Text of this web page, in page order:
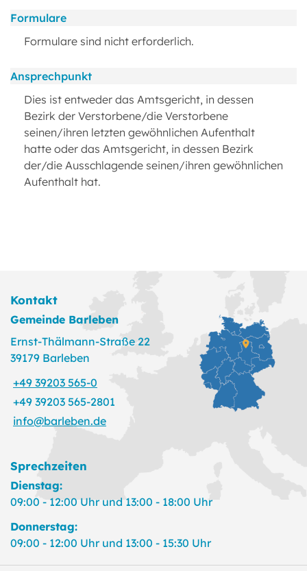
Formulare
Formulare sind nicht erforderlich.
Ansprechpunkt
Dies ist entweder das Amtsgericht, in dessen
Bezirk der Verstorbene/die Verstorbene
seinen/ihren letzten gewöhnlichen Aufenthalt
hatte oder das Amtsgericht, in dessen Bezirk
der/die Ausschlagende seinen/ihren gewöhnlichen
Aufenthalt hat.
Kontakt
Gemeinde Barleben
Ernst-Thälmann-Straße 22
39179 Barleben
+49 39203 565-0
+49 39203 565-2801
info@barleben.de
Sprechzeiten
Dienstag:
09:00 - 12:00 Uhr und 13:00 - 18:00 Uhr
Donnerstag:
09:00 - 12:00 Uhr und 13:00 - 15:30 Uhr